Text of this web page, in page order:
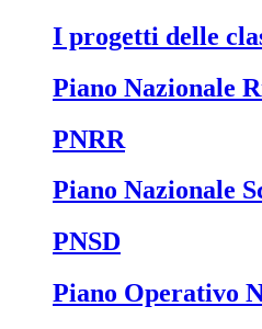
I progetti delle
Piano Nazionale
PNRR
Piano Nazionale
PNSD
Piano Operativo